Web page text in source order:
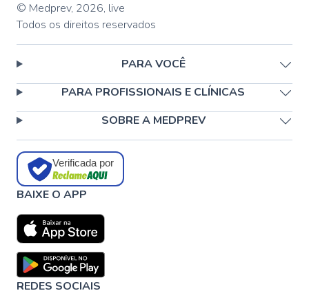
© Medprev, 2026, live
Todos os direitos reservados
PARA VOCÊ
PARA PROFISSIONAIS E CLÍNICAS
SOBRE A MEDPREV
Verificada por
BAIXE O APP
REDES SOCIAIS